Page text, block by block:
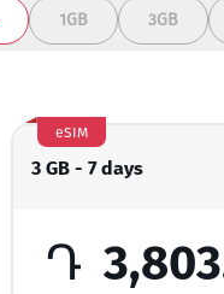
1GB 3GB
3 GB - 7 days
eSIM
Դ